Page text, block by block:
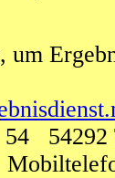
um
54